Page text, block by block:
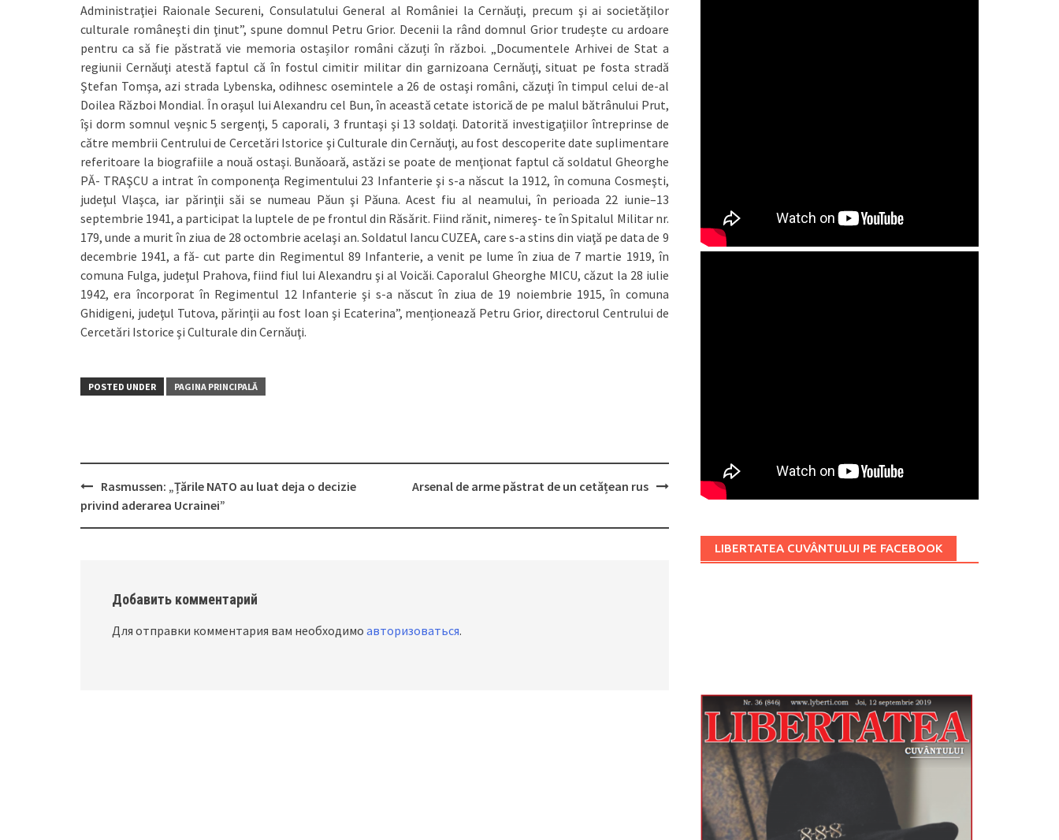
Administraţiei Raionale Secureni, Consulatului General al României la Cernăuţi, precum şi ai societăţilor
culturale româneşti din ţinut”, spune domnul Petru Grior. Decenii la rând domnul Grior trudește cu ardoare
pentru ca să fie păstrată vie memoria ostașilor români căzuți în război. „Documentele Arhivei de Stat a
regiunii Cernăuţi atestă faptul că în fostul cimitir militar din garnizoana Cernăuţi, situat pe fosta stradă
Ştefan Tomşa, azi strada Lybenska, odihnesc osemintele a 26 de ostaşi români, căzuţi în timpul celui de-al
Doilea Război Mondial. În oraşul lui Alexandru cel Bun, în această cetate istorică de pe malul bătrânului Prut,
îşi dorm somnul veşnic 5 sergenţi, 5 caporali, 3 fruntaşi şi 13 soldaţi. Datorită investigaţiilor întreprinse de
către membrii Centrului de Cercetări Istorice şi Culturale din Cernăuţi, au fost descoperite date suplimentare
referitoare la biografiile a nouă ostaşi. Bunăoară, astăzi se poate de menţionat faptul că soldatul Gheorghe
PĂ- TRAŞCU a intrat în componenţa Regimentului 23 Infanterie şi s-a născut la 1912, în comuna Cosmeşti,
judeţul Vlaşca, iar părinţii săi se numeau Păun şi Păuna. Acest fiu al neamului, în perioada 22 iunie–13
septembrie 1941, a participat la luptele de pe frontul din Răsărit. Fiind rănit, nimereş- te în Spitalul Militar nr.
179, unde a murit în ziua de 28 octombrie acelaşi an. Soldatul Iancu CUZEA, care s-a stins din viaţă pe data de 9
decembrie 1941, a fă- cut parte din Regimentul 89 Infanterie, a venit pe lume în ziua de 7 martie 1919, în
comuna Fulga, judeţul Prahova, fiind fiul lui Alexandru şi al Voicăi. Caporalul Gheorghe MICU, căzut la 28 iulie
1942, era încorporat în Regimentul 12 Infanterie şi s-a născut în ziua de 19 noiembrie 1915, în comuna
Ghidigeni, judeţul Tutova, părinţii au fost Ioan şi Ecaterina”, menționează Petru Grior, directorul Centrului de
Cercetări Istorice şi Culturale din Cernăuţi.
POSTED UNDER PAGINA PRINCIPALĂ
Post
navigation
Rasmussen: „Țările NATO au luat deja o decizie
privind aderarea Ucrainei”
Arsenal de arme păstrat de un cetățean rus
Добавить комментарий
Для отправки комментария вам необходимо авторизоваться.
LIBERTATEA CUVÂNTULUI PE FACEBOOK